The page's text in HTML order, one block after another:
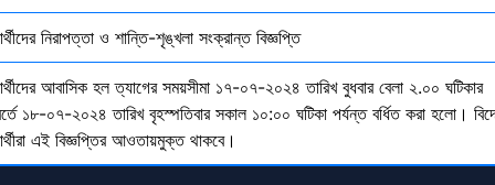
নিরাপত্তা ও শান্তি-শৃঙ্খলা সংক্রান্ত বিজ্ঞপ্তি
আবাসিক হল ত্যাগের সময়সীমা ১৭-০৭-২০২৪ তারিখ বুধবার বেলা ২.০০ ঘটিকার
১৮-০৭-২০২৪ তারিখ বৃহস্পতিবার সকাল ১০:০০ ঘটিকা পর্যন্ত বর্ধিত করা হলো।
এই বিজ্ঞপ্তির আওতায়মুক্ত থাকবে।